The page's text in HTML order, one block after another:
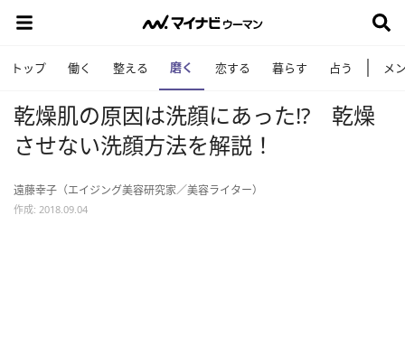
トップ 働く 整える 磨く 恋する 暮らす 占う メ
乾燥肌の原因は洗顔にあった!? 乾燥
させない洗顔方法を解説！
遠藤幸子（エイジング美容研究家／美容ライター）
作成: 2018.09.04